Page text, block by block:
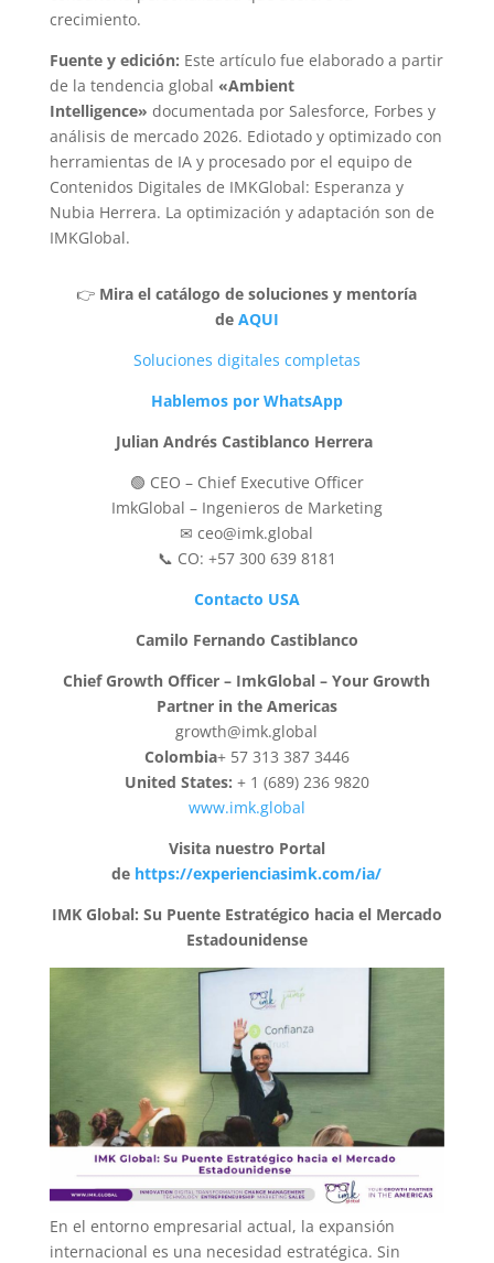
crecimiento.
Fuente y edición: Este artículo fue elaborado a partir
de la tendencia global «Ambient
Intelligence» documentada por Salesforce, Forbes y
análisis de mercado 2026. Ediotado y optimizado con
herramientas de IA y procesado por el equipo de
Contenidos Digitales de IMKGlobal: Esperanza y
Nubia Herrera. La optimización y adaptación son de
IMKGlobal.
👉 Mira el catálogo de soluciones y mentoría
de AQUI
Soluciones digitales completas
Hablemos por WhatsApp
Julian Andrés Castiblanco Herrera
🟢 CEO – Chief Executive Officer
ImkGlobal – Ingenieros de Marketing
✉ ceo@imk.global
📞 CO: +57 300 639 8181
Contacto USA
Camilo Fernando Castiblanco
Chief Growth Officer – ImkGlobal – Your Growth
Partner in the Americas
growth@imk.global
Colombia+ 57 313 387 3446
United States: + 1 (689) 236 9820
www.imk.global
Visita nuestro Portal
de https://experienciasimk.com/ia/
IMK Global: Su Puente Estratégico hacia el Mercado
Estadounidense
En el entorno empresarial actual, la expansión
internacional es una necesidad estratégica. Sin